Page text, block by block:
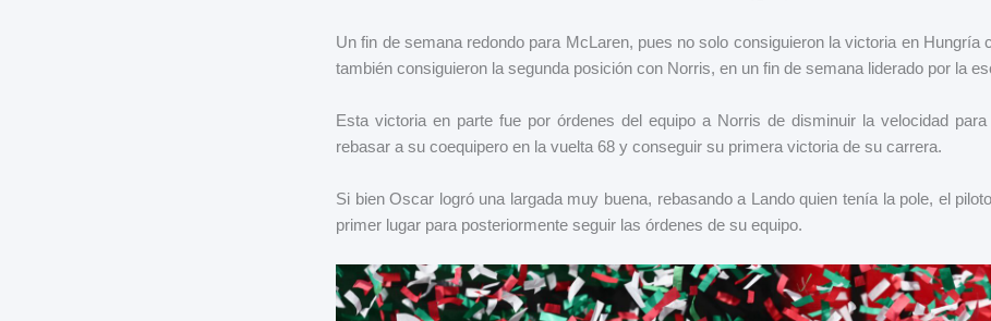
Un fin de semana redondo para McLaren, pues no solo consiguieron la victoria en Hungría
también consiguieron la segunda posición con Norris, en un fin de semana liderado por la
Esta victoria en parte fue por órdenes del equipo a Norris de disminuir la velocidad
rebasar a su coequipero en la vuelta 68 y conseguir su primera victoria de su carrera.
Si bien Oscar logró una largada muy buena, rebasando a Lando quien tenía la pole, el
primer lugar para posteriormente seguir las órdenes de su equipo.